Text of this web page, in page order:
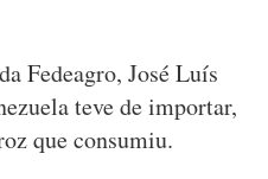
Fedeagro, José Luís
teve de importar,
que consumiu.